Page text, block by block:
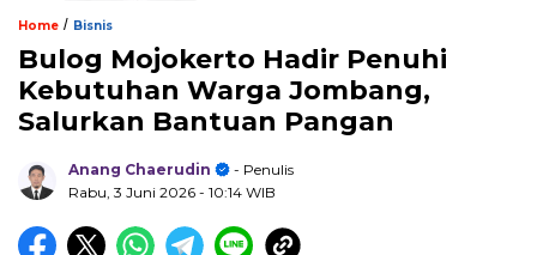
Home / Bisnis
Bulog Mojokerto Hadir Penuhi
Kebutuhan Warga Jombang,
Salurkan Bantuan Pangan
Anang Chaerudin
- Penulis
Rabu, 3 Juni 2026 - 10:14 WIB